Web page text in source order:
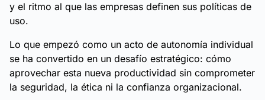
y el ritmo al que las empresas definen sus políticas de
uso.
Lo que empezó como un acto de autonomía individual
se ha convertido en un desafío estratégico: cómo
aprovechar esta nueva productividad sin comprometer
la seguridad, la ética ni la confianza organizacional.